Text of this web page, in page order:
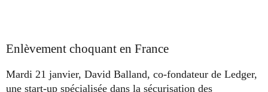
Enlèvement choquant en France
Mardi 21 janvier, David Balland, co-fondateur de Ledger,
une start-up spécialisée dans la sécurisation des